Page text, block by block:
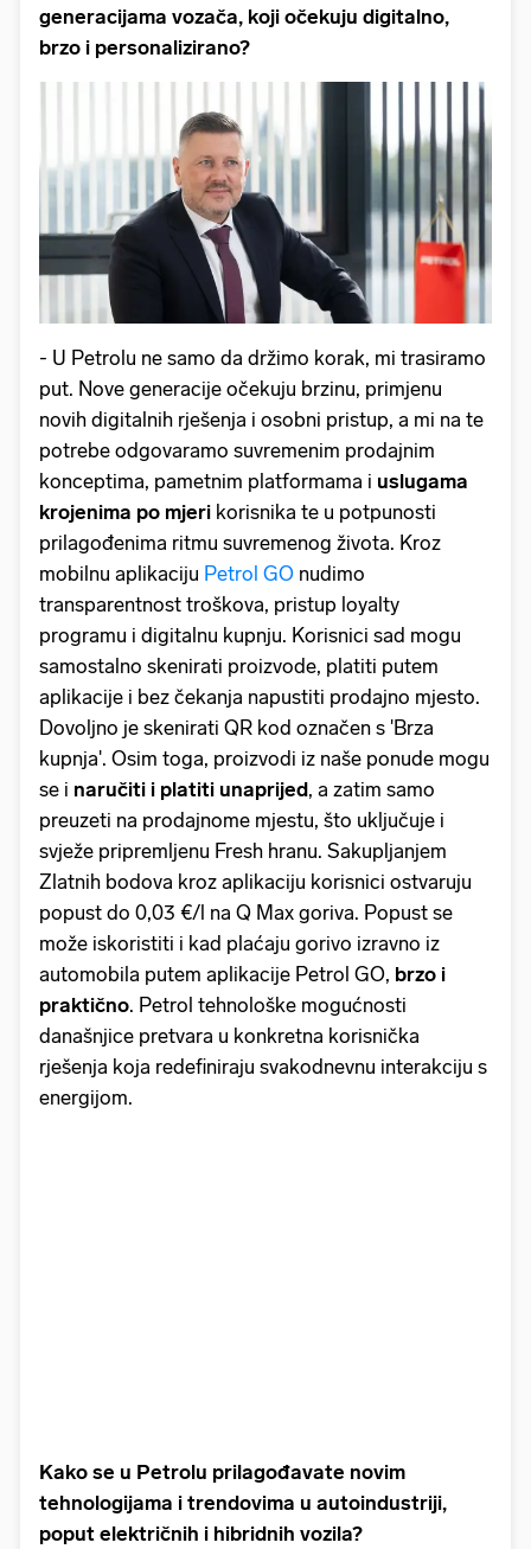
generacijama vozača, koji očekuju digitalno,
brzo i personalizirano?
- U Petrolu ne samo da držimo korak, mi trasiramo
put. Nove generacije očekuju brzinu, primjenu
novih digitalnih rješenja i osobni pristup, a mi na te
potrebe odgovaramo suvremenim prodajnim
konceptima, pametnim platformama i uslugama
krojenima po mjeri korisnika te u potpunosti
prilagođenima ritmu suvremenog života. Kroz
mobilnu aplikaciju Petrol GO nudimo
transparentnost troškova, pristup loyalty
programu i digitalnu kupnju. Korisnici sad mogu
samostalno skenirati proizvode, platiti putem
aplikacije i bez čekanja napustiti prodajno mjesto.
Dovoljno je skenirati QR kod označen s 'Brza
kupnja'. Osim toga, proizvodi iz naše ponude mogu
se i naručiti i platiti unaprijed, a zatim samo
preuzeti na prodajnome mjestu, što uključuje i
svježe pripremljenu Fresh hranu. Sakupljanjem
Zlatnih bodova kroz aplikaciju korisnici ostvaruju
popust do 0,03 €/l na Q Max goriva. Popust se
može iskoristiti i kad plaćaju gorivo izravno iz
automobila putem aplikacije Petrol GO, brzo i
praktično. Petrol tehnološke mogućnosti
današnjice pretvara u konkretna korisnička
rješenja koja redefiniraju svakodnevnu interakciju s
energijom.
Kako se u Petrolu prilagođavate novim
tehnologijama i trendovima u autoindustriji,
poput električnih i hibridnih vozila?